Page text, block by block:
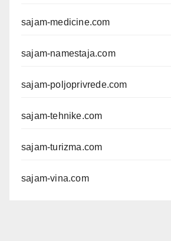
sajam-medicine.com
sajam-namestaja.com
sajam-poljoprivrede.com
sajam-tehnike.com
sajam-turizma.com
sajam-vina.com